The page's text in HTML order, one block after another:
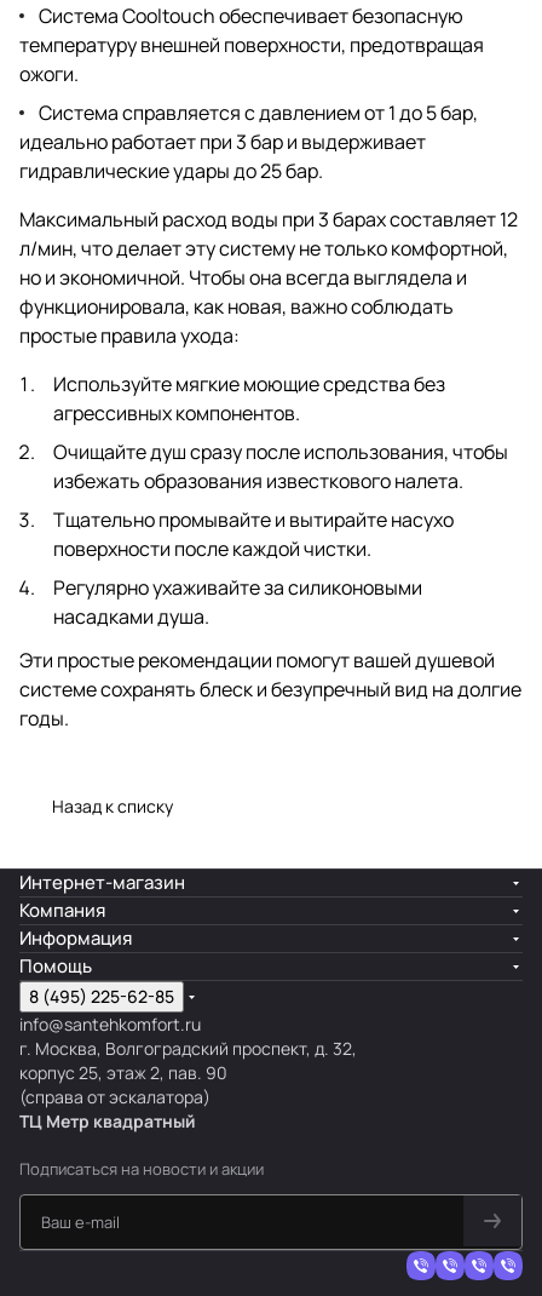
Система Cooltouch обеспечивает безопасную
температуру внешней поверхности, предотвращая
ожоги.
Система справляется с давлением от 1 до 5 бар,
идеально работает при 3 бар и выдерживает
гидравлические удары до 25 бар.
Максимальный расход воды при 3 барах составляет 12
л/мин, что делает эту систему не только комфортной,
но и экономичной. Чтобы она всегда выглядела и
функционировала, как новая, важно соблюдать
простые правила ухода:
Используйте мягкие моющие средства без
агрессивных компонентов.
Очищайте душ сразу после использования, чтобы
избежать образования известкового налета.
Тщательно промывайте и вытирайте насухо
поверхности после каждой чистки.
Регулярно ухаживайте за силиконовыми
насадками душа.
Эти простые рекомендации помогут вашей душевой
системе сохранять блеск и безупречный вид на долгие
годы.
Назад к списку
Интернет-магазин
Компания
Информация
Помощь
8 (495) 225-62-85
info@santehkomfort.ru
г. Москва, Волгоградский проспект, д. 32,
корпус 25, этаж 2, пав. 90
(справа от эскалатора)
ТЦ Метр квадратный
Подписаться на новости и акции